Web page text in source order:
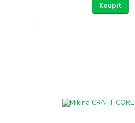
Koupit